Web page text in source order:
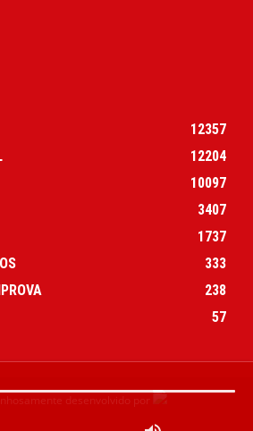
12357
12204
10097
3407
1737
333
238
57
desenvolvido por